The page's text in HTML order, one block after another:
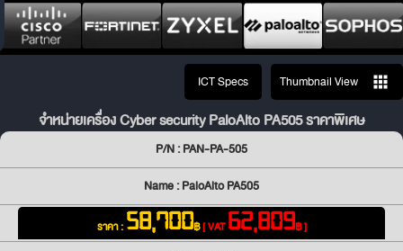
ICT Specs Thumbnail View
จำหน่ายเครื่อง Cyber security PaloAlto PA505 ราคาพิเศษ
P/N : PAN-PA-505
Name : PaloAlto PA505
ราคา : 58,700฿[ VAT62,809฿ ]